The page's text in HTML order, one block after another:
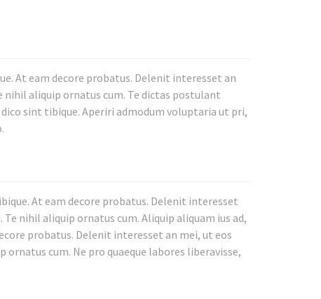
At eam decore probatus. Delenit interesset an
nihil aliquip ornatus cum. Te dictas postulant
sint tibique. Aperiri admodum voluptaria ut pri,
At eam decore probatus. Delenit interesset
nihil aliquip ornatus cum. Aliquip aliquam ius ad,
probatus. Delenit interesset an mei, ut eos
cum. Ne pro quaeque labores liberavisse,